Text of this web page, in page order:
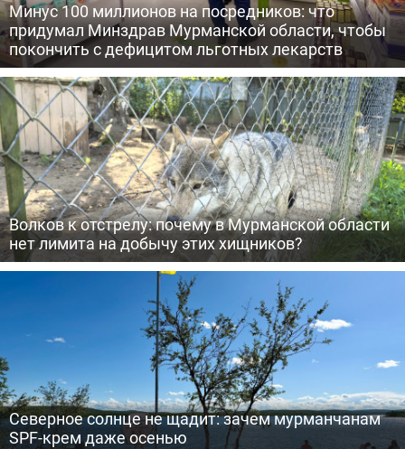
Минус 100 миллионов на посредников: что
придумал Минздрав Мурманской области, чтобы
покончить с дефицитом льготных лекарств
Волков к отстрелу: почему в Мурманской области
нет лимита на добычу этих хищников?
Северное солнце не щадит: зачем мурманчанам
SPF-крем даже осенью